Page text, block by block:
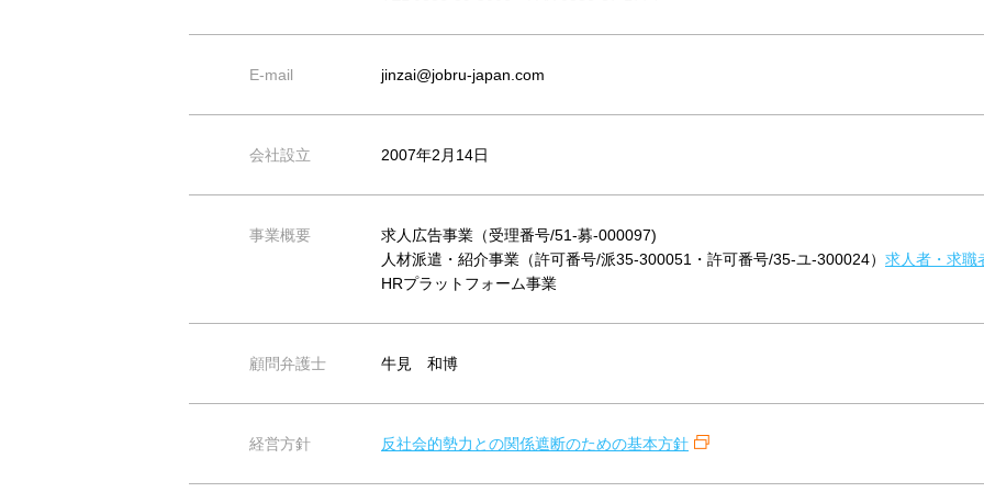
E-mail jinzai@jobru-japan.com
会社設立 2007年2月14日
事業概要
求人広告事業（受理番号/51-募-000097)
人材派遣・紹介事業（許可番号/派35-300051・許可番号/35-ユ-300024） 求人者・求職
HRプラットフォーム事業
顧問弁護士 牛見 和博
経営方針 反社会的勢力との関係遮断のための基本方針